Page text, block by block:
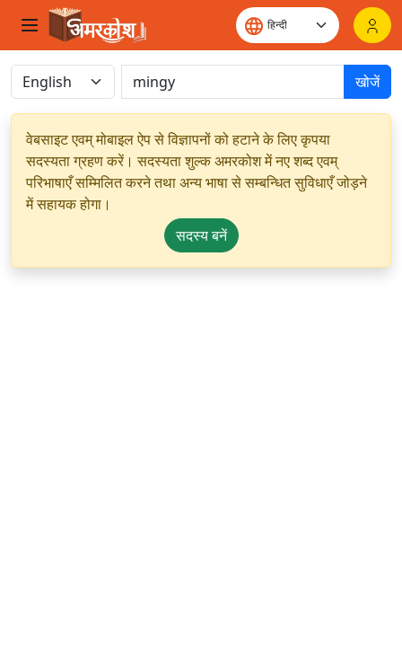
खोजें
वेबसाइट एवम् मोबाइल ऐप से विज्ञापनों को हटाने के लिए कृपया
सदस्यता ग्रहण करें। सदस्यता शुल्क अमरकोश में नए शब्द एवम्
परिभाषाएँ सम्मिलित करने तथा अन्य भाषा से सम्बन्धित सुविधाएँ जोड़ने
में सहायक होगा।
सदस्य बनें